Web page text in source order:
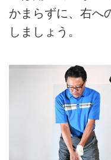
かまらずに、右へ
しましょう。